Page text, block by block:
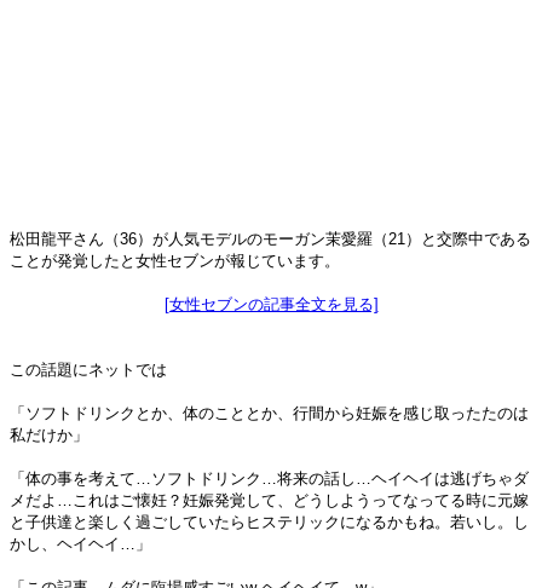
松田龍平さん（36）が人気モデルのモーガン茉愛羅（21）と交際中である
ことが発覚したと女性セブンが報じています。
[女性セブンの記事全文を見る]
この話題にネットでは
「ソフトドリンクとか、体のこととか、行間から妊娠を感じ取ったたのは
私だけか」
「体の事を考えて…ソフトドリンク…将来の話し…ヘイヘイは逃げちゃダ
メだよ…これはご懐妊？妊娠発覚して、どうしようってなってる時に元嫁
と子供達と楽しく過ごしていたらヒステリックになるかもね。若いし。し
かし、ヘイヘイ…」